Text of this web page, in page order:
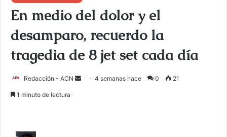
En medio del dolor y el
desamparo, recuerdo la
tragedia de 8 jet set cada día
Redacción - ACN 4 semanas hace 0 21
1 minuto de lectura